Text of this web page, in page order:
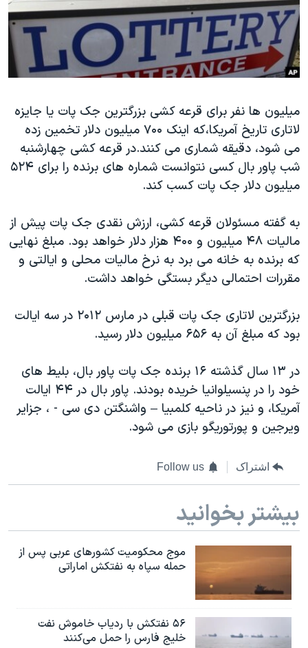
فرهنگ و زندگی
حقوق شهروندی
اقتصادی
اسرائیل در جنگ
گالری عکس
آرشیو پخش زنده
مستندها
انتخابات ریاست جمهوری آمریکا ۲۰۲۴
حمله جمهوری اسلامی به اسرائیل
ورزش زنان در ایران
اعتراضات زن، زندگی، آزادی
مجموعه مستندهای دادخواهی
تریبونال مردمی آبان ۹۸
چهل سال گروگان‌گیری
قانون شفافیت دارائی کادر رهبری ایران
اعتراضات مردمی آبان ۹۸
اسرائیل در جنگ
نرگس محمدی برنده جایزه نوبل صلح
صفحه‌های ویژه
سفر پرزیدنت ترامپ به چین
دنبال کنید
زبانهای مختلف
میلیون ها نفر برای قرعه کشی بزرگترین جک پات یا جایزه
لاتاری تاریخ آمریکا،که اینک ۷۰۰ میلیون دلار تخمین زده
می شود، دقیقه شماری می کنند.در قرعه کشی چهارشنبه
شب پاور بال کسی نتوانست شماره های برنده را برای ۵۲۴
میلیون دلار جک پات کسب کند.
به گفته مسئولان قرعه کشی، ارزش نقدی جک پات پیش از
مالیات ۴۸ میلیون و ۴۰۰ هزار دلار خواهد بود. مبلغ نهایی
که برنده به خانه می برد به نرخ مالیات محلی و ایالتی و
مقررات احتمالی دیگر بستگی خواهد داشت.
بزرگترین لاتاری جک پات قبلی در مارس ۲۰۱۲ در سه ایالت
بود که مبلغ آن به ۶۵۶ میلیون دلار رسید.
در ۱۳ سال گذشته ۱۶ برنده جک پات پاور بال، بلیط های
خود را در پنسیلوانیا خریده بودند. پاور بال در ۴۴ ایالت
آمریکا، و نیز در ناحیه کلمبیا – واشنگتن دی سی - ، جزایر
ویرجین و پورتوریگو بازی می شود.
اشتراک Follow us
بیشتر بخوانید
موج محکومیت کشورهای عربی پس از
حمله سپاه به نفتکش اماراتی
۵۶ نفتکش با ردیاب خاموش نفت
خلیج فارس را حمل می‌کنند